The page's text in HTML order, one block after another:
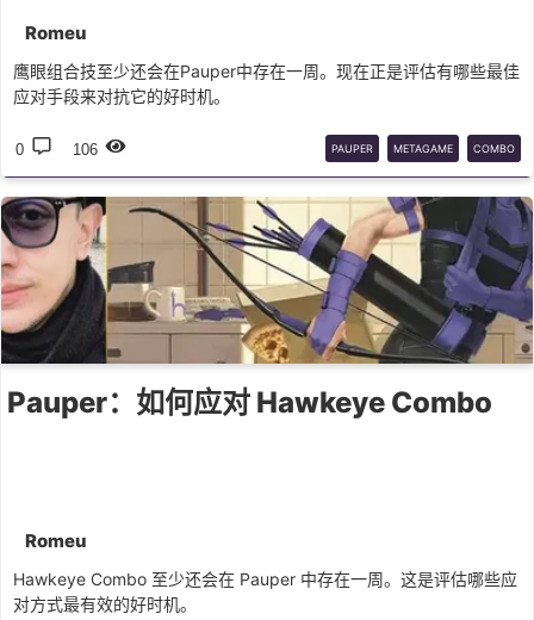
Romeu
鹰眼组合技至少还会在Pauper中存在一周。现在正是评估有哪些最佳
应对手段来对抗它的好时机。
0 106 PAUPER METAGAME COMBO
Pauper：如何应对 Hawkeye Combo
Romeu
Hawkeye Combo 至少还会在 Pauper 中存在一周。这是评估哪些应
对方式最有效的好时机。